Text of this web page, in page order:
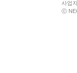
사업
ⓒ